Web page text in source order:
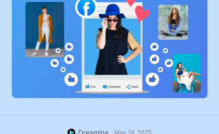
Dreamina May 16, 2025